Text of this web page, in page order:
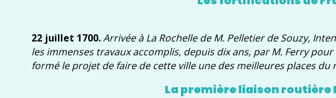
22 juillet 1700.Arrivée à La Rochelle de M. Pelletier de Souzy,
les immenses travaux accomplis, depuis dix ans, par M. Ferry
formé le projet de faire de cette ville une des meilleures places du
La première liaison routière